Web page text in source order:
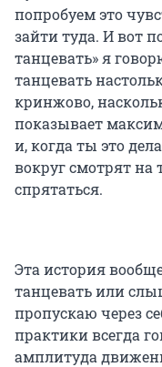
попробуем это
зайти туда. И вот
танцевать» я
танцевать
кринжово,
показывает
и, когда ты это
вокруг смотрят на
спрятаться.
Эта история
танцевать или
пропускаю через
практики всегда
амплитуда